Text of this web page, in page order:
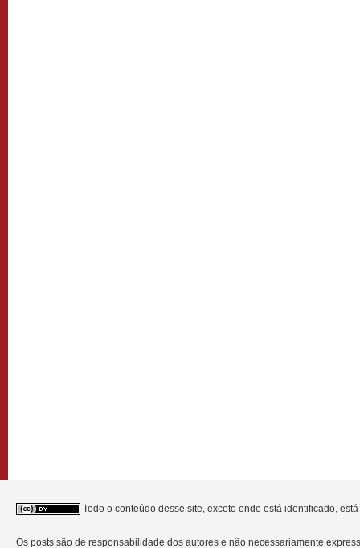
Todo o conteúdo desse site, exceto onde está identificado,
Os posts são de responsabilidade dos autores e não necessariamente